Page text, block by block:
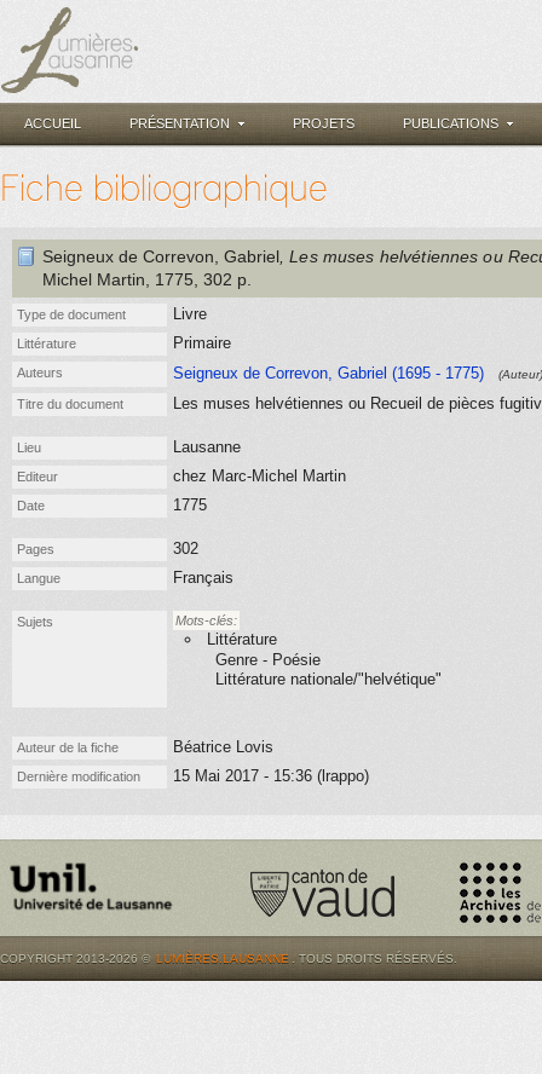
ACCUEIL PRÉSENTATION PROJETS PUBLICATIONS
Fiche bibliographique
Seigneux de Correvon, Gabriel , Les muses helvétiennes ou
Michel Martin , 1775 , 302 p.
Type de document Livre
Littérature Primaire
Auteurs Seigneux de Correvon, Gabriel (1695 - 1775) (Auteur)
Titre du document Les muses helvétiennes ou Recueil de pièces
Lieu Lausanne
Editeur chez Marc-Michel Martin
Date 1775
Pages 302
Langue Français
Sujets Mots-clés:
Littérature
Genre - Poésie
Littérature nationale/"helvétique"
Auteur de la fiche Béatrice Lovis
Dernière modification 15 Mai 2017 - 15:36 (lrappo)
COPYRIGHT 2013-2026 © LUMIÈRES.LAUSANNE . TOUS DROITS RÉSERVÉS.